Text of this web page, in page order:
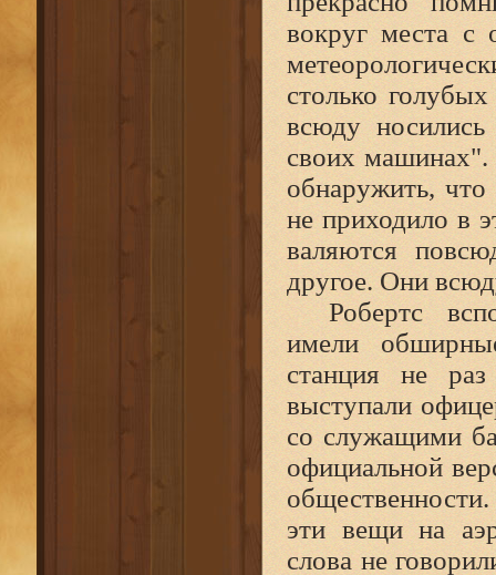
вокруг места с
столько
всюду
своих машинах".
обнаружить,
не приходило в
валяются
другое. Они
Робертс
имели
станция не
выступали
со служащими
официальной
эти вещи на
слова не